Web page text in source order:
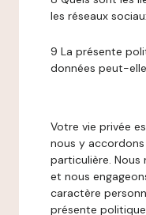
les réseaux
9 La présente
données peut-
Votre vie privée
nous y
particulière.
et nous
caractère
présente